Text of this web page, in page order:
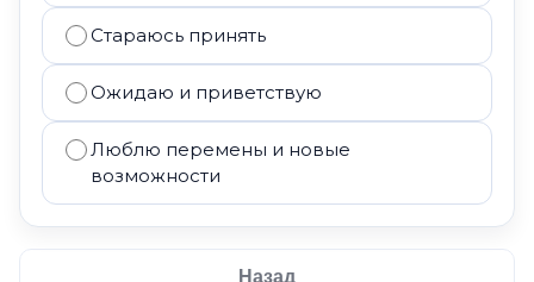
Стараюсь принять
Ожидаю и приветствую
Люблю перемены и новые
возможности
Назад